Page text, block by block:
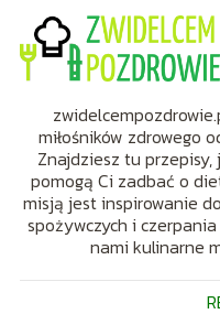
miłośników zdrowego
Znajdziesz tu przepisy,
pomogą Ci zadbać o
misją jest inspirowanie
spożywczych i
nami kulinarne